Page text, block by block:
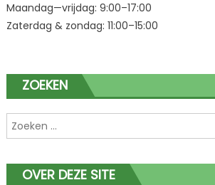
Maandag—vrijdag: 9:00–17:00
Zaterdag & zondag: 11:00–15:00
ZOEKEN
Zoeken
naar:
OVER DEZE SITE